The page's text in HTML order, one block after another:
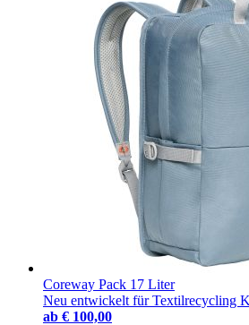
Coreway Pack 17 Liter
Neu entwickelt für Textilrecycling
ab € 100,00